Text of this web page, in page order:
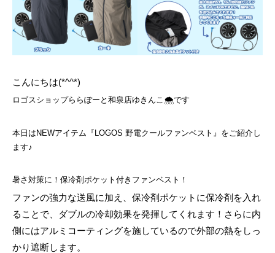
こんにちは(*^^*)
ロゴスショップららぽーと和泉店ゆきんこ🌨️です
本日はNEWアイテム『LOGOS 野電クールファンベスト』をご紹介し
ます♪
暑さ対策に！保冷剤ポケット付きファンベスト！
ファンの強力な送風に加え、保冷剤ポケットに保冷剤を入れ
ることで、ダブルの冷却効果を発揮してくれます！さらに内
側にはアルミコーティングを施しているので外部の熱をしっ
かり遮断します。